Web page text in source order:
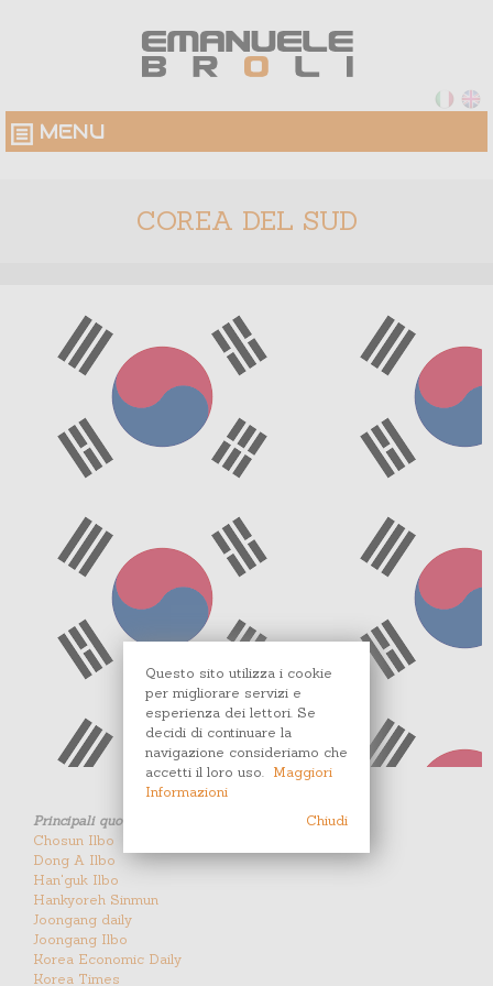
MENU
COREA DEL SUD
Principali quotidiani
Chosun Ilbo
Dong A Ilbo
Han'guk Ilbo
Hankyoreh Sinmun
Joongang daily
Joongang Ilbo
Korea Economic Daily
Korea Times
Questo sito utilizza i cookie
per migliorare servizi e
esperienza dei lettori. Se
decidi di continuare la
navigazione consideriamo che
accetti il loro uso.
Maggiori
Informazioni
Chiudi